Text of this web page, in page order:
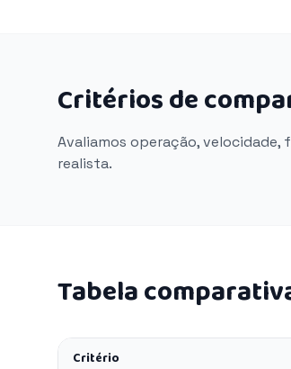
Critérios de
Avaliamos operação, velocidade,
realista.
Tabela
Critério